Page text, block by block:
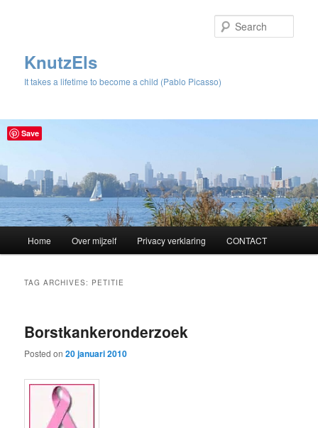
KnutzEls
It takes a lifetime to become a child (Pablo Picasso)
Skip
content
Skip
content
Home Over mijzelf Privacy verklaring CONTACT
TAG ARCHIVES: PETITIE
Borstkankeronderzoek
Posted on20 januari 2010
Save